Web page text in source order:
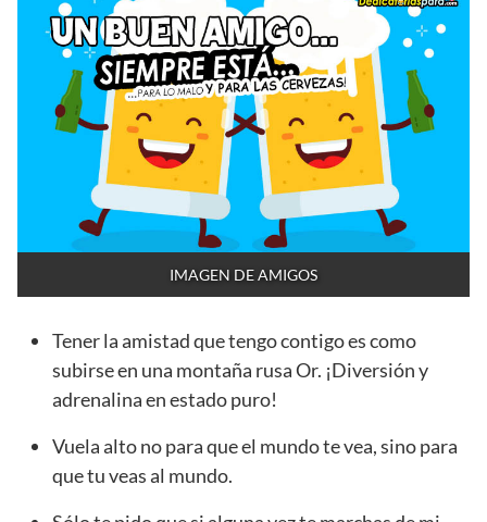
IMAGEN DE AMIGOS
Tener la amistad que tengo contigo es como
subirse en una montaña rusa Or. ¡Diversión y
adrenalina en estado puro!
Vuela alto no para que el mundo te vea, sino para
que tu veas al mundo.